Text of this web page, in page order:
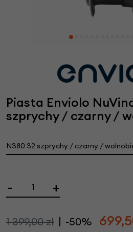
Piasta Enviolo
szprychy / czarny /
N380 32 szprychy / czarny /
- +
1 399,00 zł -50%